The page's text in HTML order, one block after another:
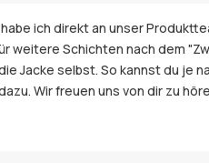
ich direkt an unser
Schichten nach dem
Jacke selbst. So kannst du je
Wir freuen uns von dir zu